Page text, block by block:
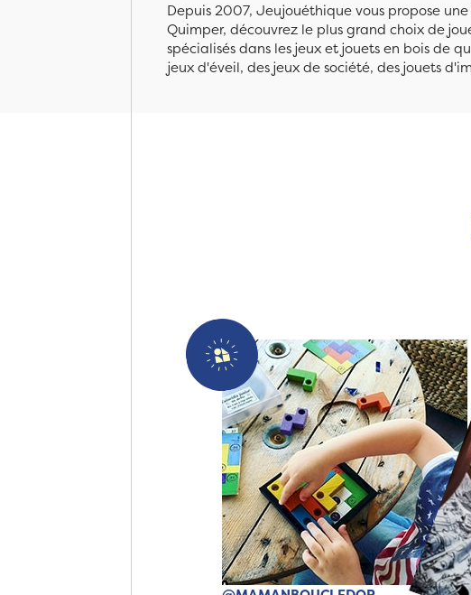
Depuis 2007, Jeujouéthique vous propose
Quimper, découvrez le plus grand choix de
spécialisés dans les jeux et jouets en bois de
jeux d'éveil, des jeux de société, des jouets